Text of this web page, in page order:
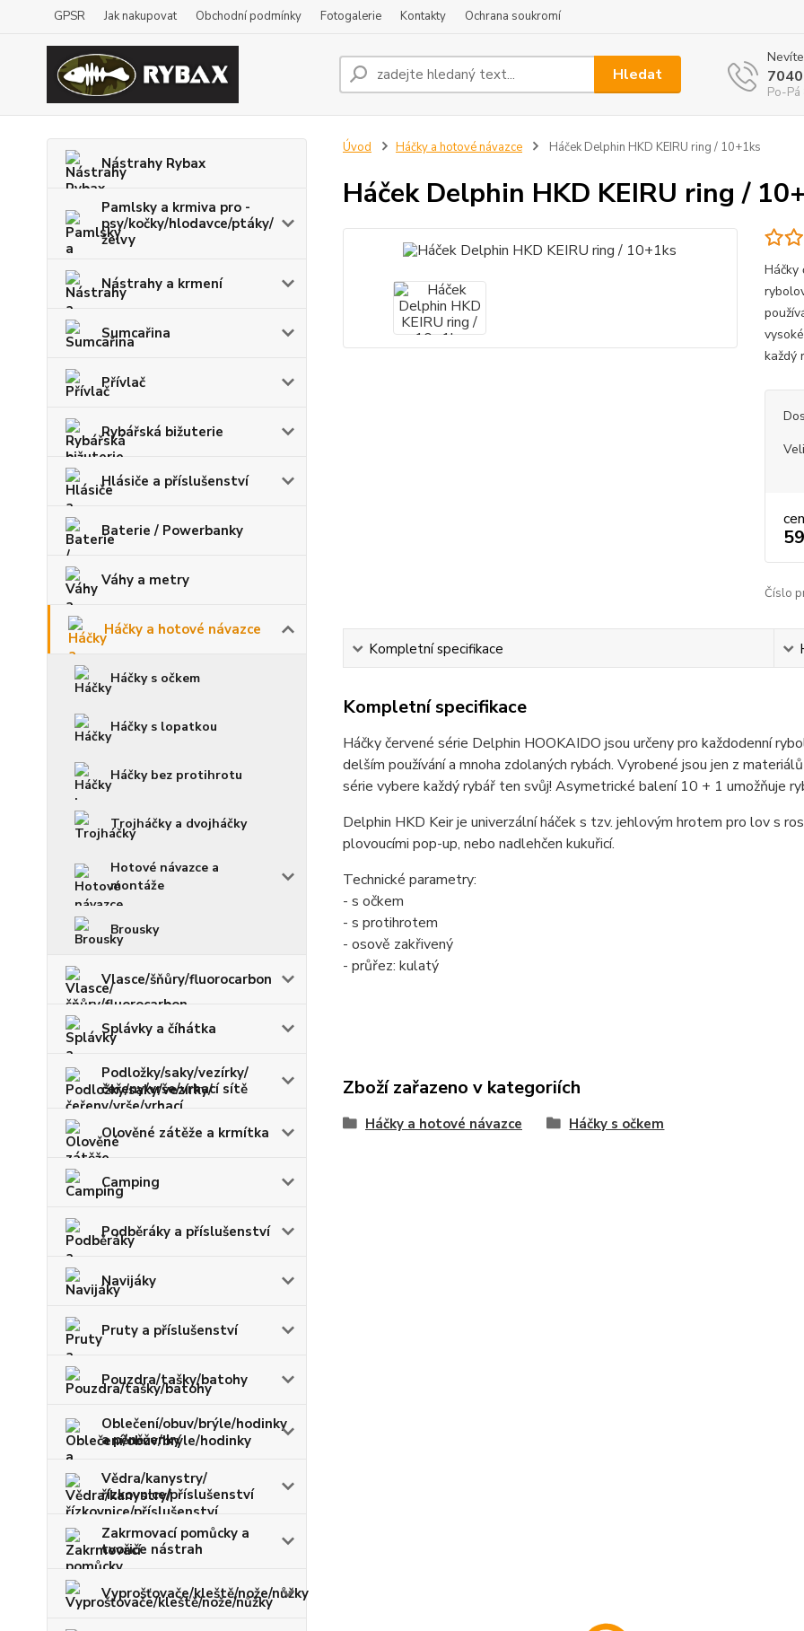
GPSR Jak nakupovat Obchodní podmínky Fotogalerie Kontakty Ochrana soukromí
Hledat
Po-
Nástrahy Rybax
Pamlsky a krmiva pro -
psy/kočky/hlodavce/ptáky/
želvy
Nástrahy a krmení
Sumcařina
Přívlač
Rybářská bižuterie
Hlásiče a příslušenství
Baterie / Powerbanky
Váhy a metry
Háčky a hotové návazce
Háčky s očkem
Háčky s lopatkou
Háčky bez protihrotu
Trojháčky a dvojháčky
Hotové návazce a
montáže
Brousky
Vlasce/šňůry/fluorocarbon
Splávky a číhátka
Podložky/saky/vezírky/
čeřeny/vrše/vrhací sítě
Olověné zátěže a krmítka
Camping
Podběráky a příslušenství
Navijáky
Pruty a příslušenství
Pouzdra/tašky/batohy
Oblečení/obuv/brýle/hodinky
a pěněženky
Vědra/kanystry/
řízkovnice/příslušenství
Zakrmovací pomůcky a
tvořiče nástrah
Vyprošťovače/kleště/nože/nůžky
Úvod Háčky a hotové návazce Háček Delphin HKD KEIRU ring / 10+1ks
Háček Delphin HKD KEIRU ring /
Háčky
každý
Číslo
Kompletní specifikace
Kompletní specifikace
Háčky červené série Delphin HOOKAIDO jsou určeny pro každodenní
delším používání a mnoha zdolaných rybách. Vyrobené jsou jen z
série vybere každý rybář ten svůj! Asymetrické balení 10 + 1 umožňuje
Delphin HKD Keir je univerzální háček s tzv. jehlovým hrotem pro lov s
plovoucími pop-up, nebo nadlehčen kukuřicí.
Technické parametry:
- s očkem
- s protihrotem
- osově zakřivený
- průřez: kulatý
Zboží zařazeno v kategoriích
Háčky a hotové návazce Háčky s očkem